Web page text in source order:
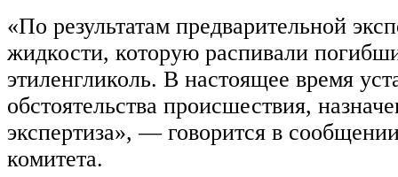
«По результатам предварительной
жидкости, которую распивали
этиленгликоль. В настоящее время
обстоятельства происшествия,
экспертиза», — говорится в
комитета.